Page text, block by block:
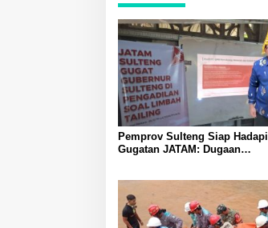
Pemprov Sulteng Siap Hadapi
Gugatan JATAM: Dugaan
Morowali Sejahtera